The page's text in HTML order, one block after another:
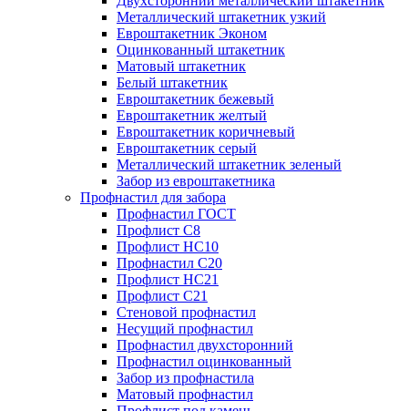
Металлический штакетник узкий
Евроштакетник Эконом
Оцинкованный штакетник
Матовый штакетник
Белый штакетник
Евроштакетник бежевый
Евроштакетник желтый
Евроштакетник коричневый
Евроштакетник серый
Металлический штакетник зеленый
Забор из евроштакетника
Профнастил для забора
Профнастил ГОСТ
Профлист С8
Профлист НС10
Профнастил С20
Профлист НС21
Профлист С21
Стеновой профнастил
Несущий профнастил
Профнастил двухсторонний
Профнастил оцинкованный
Забор из профнастила
Матовый профнастил